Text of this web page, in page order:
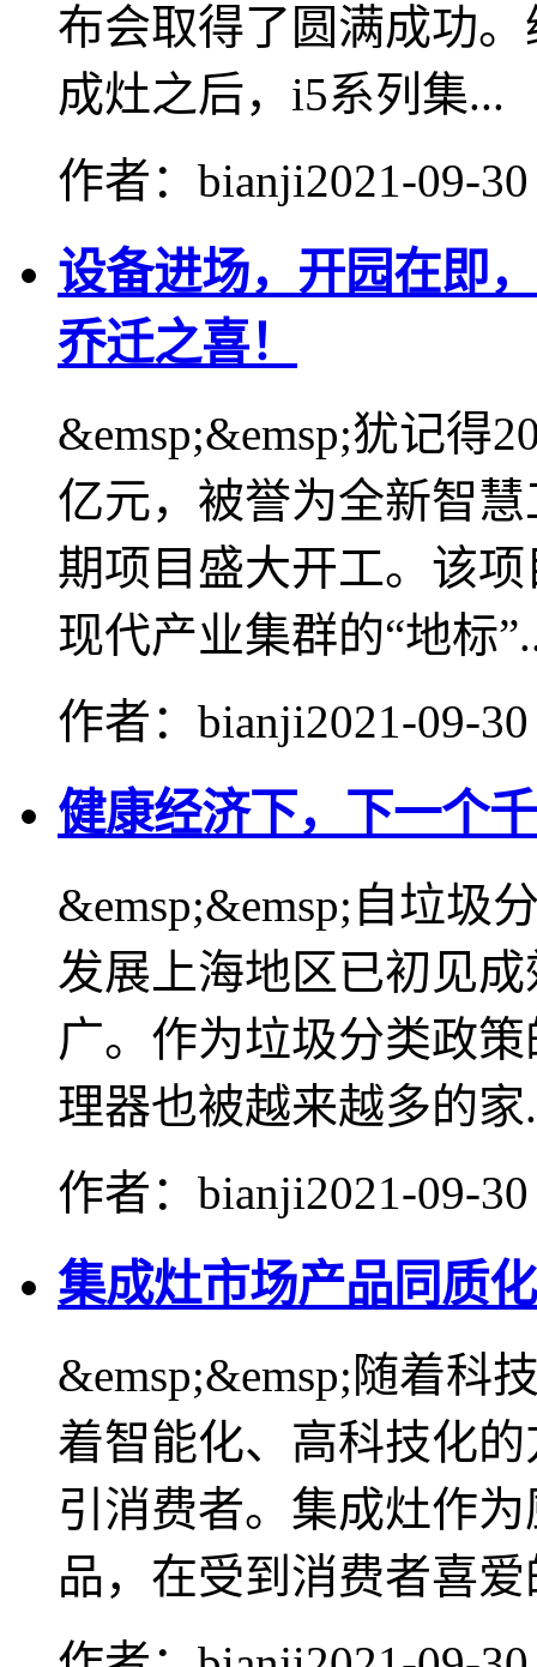
布会取得了圆满成功
成灶之后，i5系列集...
作者：bianji2021-09-
设备进场，开园在即
乔迁之喜！
&emsp;&emsp;犹记得
亿元，被誉为全新智
期项目盛大开工。该
现代产业集群的“地标
作者：bianji2021-09-
健康经济下，下一个
&emsp;&emsp;自垃圾
发展上海地区已初见
广。作为垃圾分类政
理器也被越来越多的家
作者：bianji2021-09-
集成灶市场产品同质
&emsp;&emsp;随着科
着智能化、高科技化
引消费者。集成灶作
品，在受到消费者喜爱